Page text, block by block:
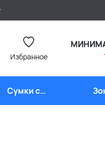
Избранное
Сумки с
логотипом